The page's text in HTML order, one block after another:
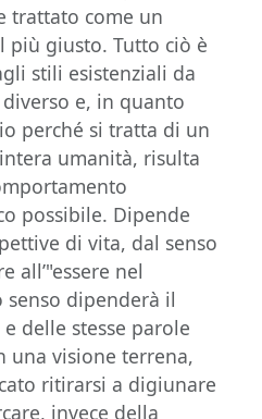
trattato come un
più giusto. Tutto ciò è
stili esistenziali da
e, in quanto
perché si tratta di un
umanità, risulta
possibile. Dipende
di vita, dal senso
all’"essere nel
dipenderà il
delle stesse parole
una visione terrena,
ritirarsi a digiunare
invece della